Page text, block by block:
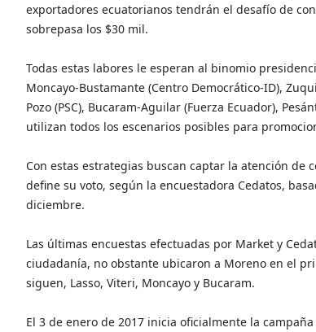
exportadores ecuatorianos tendrán el desafío de
sobrepasa los $30 mil.
Todas estas labores le esperan al binomio
Moncayo-Bustamante (Centro Democrático-ID),
Pozo (PSC), Bucaram-Aguilar (Fuerza Ecuador),
utilizan todos los escenarios posibles para
Con estas estrategias buscan captar la atención de
define su voto, según la encuestadora Cedatos,
diciembre.
Las últimas encuestas efectuadas por Market y
ciudadanía, no obstante ubicaron a Moreno en el
siguen, Lasso, Viteri, Moncayo y Bucaram.
El 3 de enero de 2017 inicia oficialmente la